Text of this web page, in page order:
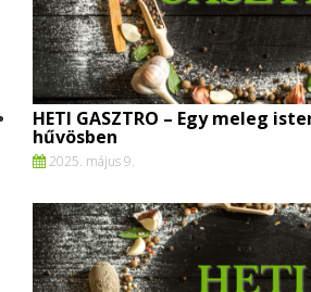
HETI GASZTRO – Egy meleg
hűvösben
2025. május 9.